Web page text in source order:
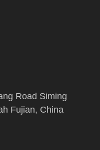
Road Siming
Fujian, China